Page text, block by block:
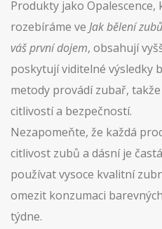
Produkty jako
rozebíráme ve Jak bělení
váš první dojem, obsahují
poskytují viditelné výsledky
metody provádí zubař,
citlivostí a bezpečností.
Nezapomeňte, že každá
citlivost zubů a dásní je
používat vysoce kvalitní
omezit konzumaci
týdne.